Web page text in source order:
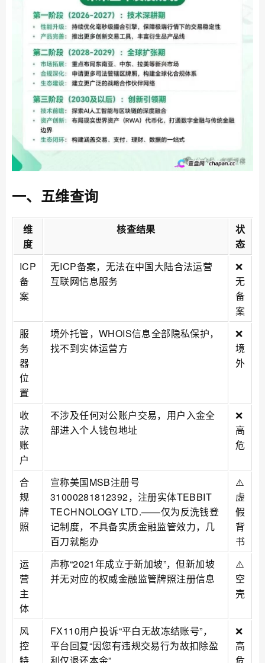
一、五维查询
维
度
核查结果
状
态
ICP
备
案
无ICP备案，无法在中国大陆合法运营
互联网信息服务
❌
无
备
案
服
务
器
位
置
境外托管，WHOIS信息全部隐私保护，
找不到实体运营方
❌
境
外
收
款
账
户
不涉及任何对公账户交易，用户入金全
部进入个人钱包地址
❌
高
危
合
规
牌
照
宣称美国MSB注册号
31000281812392，注册实体TEBBIT
TECHNOLOGY LTD.——仅为反洗钱登
记制度，不具备实质金融监管效力，几
百刀就能办
⚠️
虚
假
背
书
运
营
主
体
声称“2021年成立于新加坡”，但新加坡
并无对应的权威金融监管牌照注册信息
⚠️
空
壳
风
控
特
FX110用户投诉“平白无故冻结账号”，
平台回复“因您有违规交易行为故扣除盈
利仅退还本金”
❌
高
危